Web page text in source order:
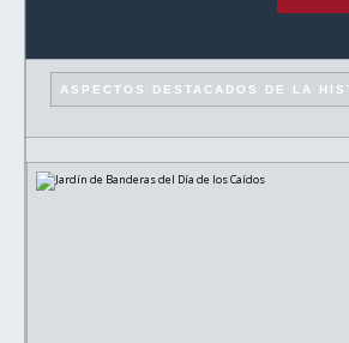
ASPECTOS DESTACADOS DE LA